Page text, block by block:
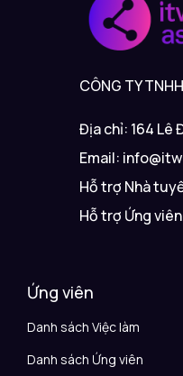
CÔNG TY
Địa chỉ: 164 Lê
Email:
Hỗ trợ Nhà
Hỗ trợ Ứng
Ứng viên
Danh sách Việc làm
Danh sách Ứng viên